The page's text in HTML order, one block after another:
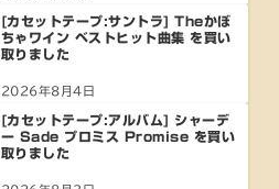
[カセットテープ:サントラ] Theかぼ
ちゃワイン ベストヒット曲集 を買い
取りました
2026年8月4日
[カセットテープ:アルバム] シャーデ
ー Sade プロミス Promise を買い
取りました